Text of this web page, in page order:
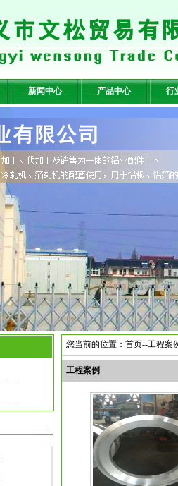
新闻中心 产品中心 行
您当前的位置：首页--工程案
工程案例